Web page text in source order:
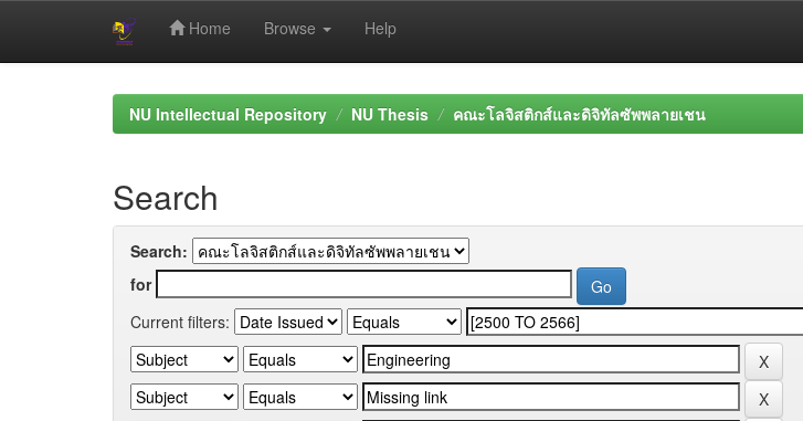
Home Browse Help
NU Intellectual Repository NU Thesis คณะโลจิสติกส์และดิจิทัลซัพพลายเชน
Search
Search:
for
Current filters: